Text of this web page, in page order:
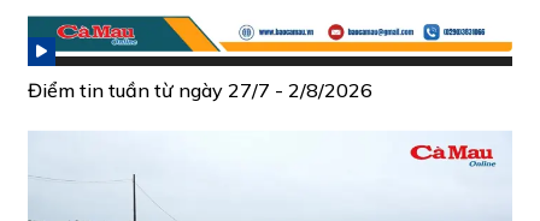
Điểm tin tuần từ ngày 27/7 - 2/8/2026